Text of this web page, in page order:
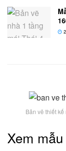
Bản vẽ thiết
Xem